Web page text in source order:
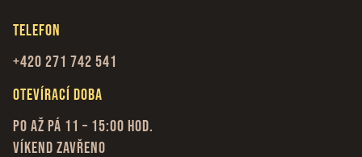
Telefon
+420 271 742 541
Otevírací doba
Po až Pá 11 – 15:00 hod.
Víkend zavřeno